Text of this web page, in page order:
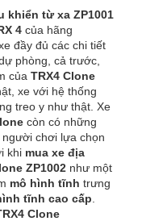
khiển từ xa ZP1001
4 của hãng
đầy đủ các chi tiết
phòng, cả trước,
của TRX4 Clone
xe với hệ thống
treo y như thật. Xe
còn có những
chơi lựa chọn
khi mua xe địa
ZP1002 như một
mô hình tĩnh trưng
tĩnh cao cấp
Clone